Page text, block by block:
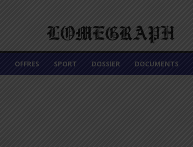
OFFRES SPORT DOSSIER DOCUMENTS